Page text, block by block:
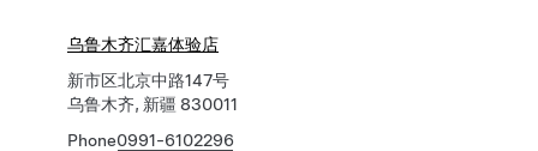
乌鲁木齐汇嘉体验店
新市区北京中路147号
乌鲁木齐, 新疆 830011
Phone0991-6102296